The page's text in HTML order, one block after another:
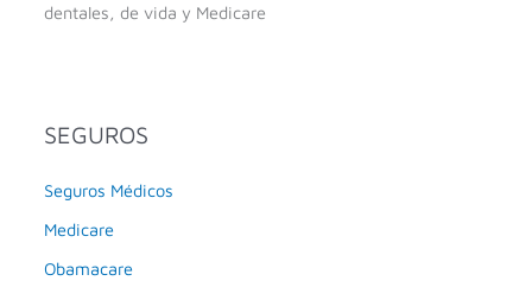
dentales, de vida y Medicare
SEGUROS
Seguros Médicos
Medicare
Obamacare